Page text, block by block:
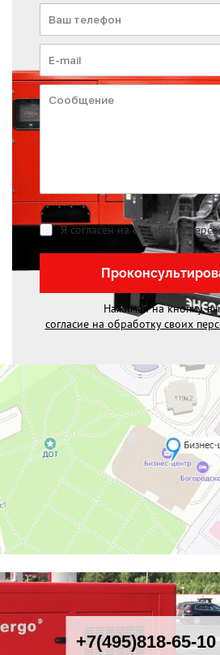
Я согласен на обработку
Нажимая на кнопку,
согласие на обработку своих
+7(495)818-65-10